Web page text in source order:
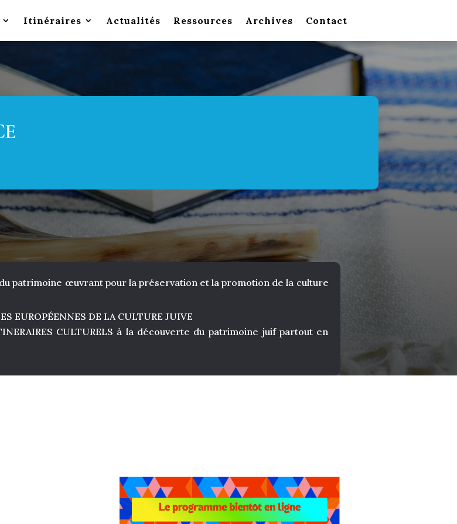
Itinéraires Actualités Ressources Archives Contact
patrimoine œuvrant pour la préservation et la promotion de la culture
EUROPÉENNES DE LA CULTURE JUIVE
CULTURELS à la découverte du patrimoine juif partout en